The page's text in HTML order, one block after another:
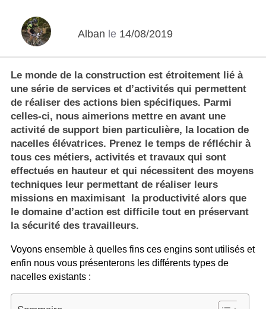
Alban le 14/08/2019
Le monde de laconstruction est étroitement lié à
une série de services et d’activités qui permettent
de réaliser des actions bien spécifiques. Parmi
celles-ci, nous aimerions mettre en avant une
activité de support bien particulière, la location de
nacelles élévatrices. Prenez le temps de réfléchir à
tous ces métiers, activités et travaux qui sont
effectués en hauteur et qui nécessitent des moyens
techniques leur permettant de réaliser leurs
missions en maximisant la productivité alors que
le domaine d’action est difficile tout en préservant
la sécurité des travailleurs.
Voyons ensemble à quelles fins ces engins sont utilisés et
enfin nous vous présenterons les différents types de
nacelles existants :